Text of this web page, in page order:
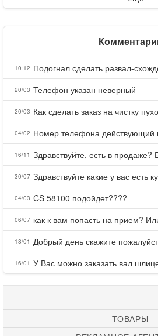
10:12
20/03 Телефон указан неверный
20/03 Как сделать заказ на чистку
04/02
16/11
30/07 Здравствуйте какие у вас есть
04/03 CS 58100 подойдет????
06/07
18/01
16/01
ТОВАРЫ